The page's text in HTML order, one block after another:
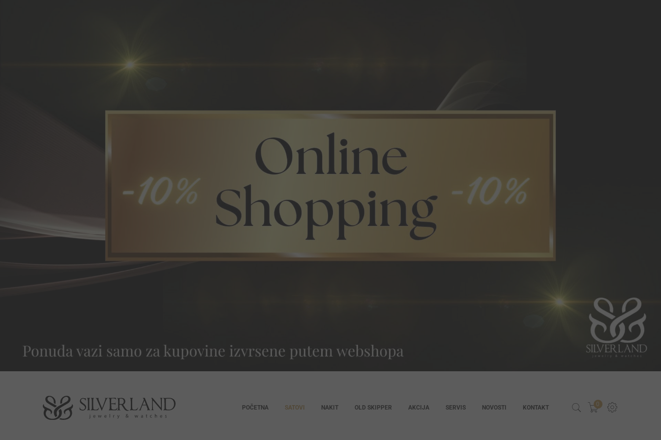
POČETNA SATOVI NAKIT OLD SKIPPER AKCIJA SERVIS NOVOSTI KONTAKT 0